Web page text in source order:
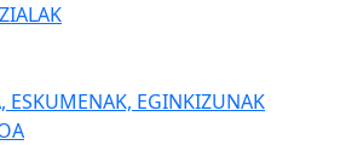
ESKUMENAK, EGINKIZUNAK